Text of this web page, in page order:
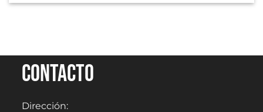
Contacto
Dirección: